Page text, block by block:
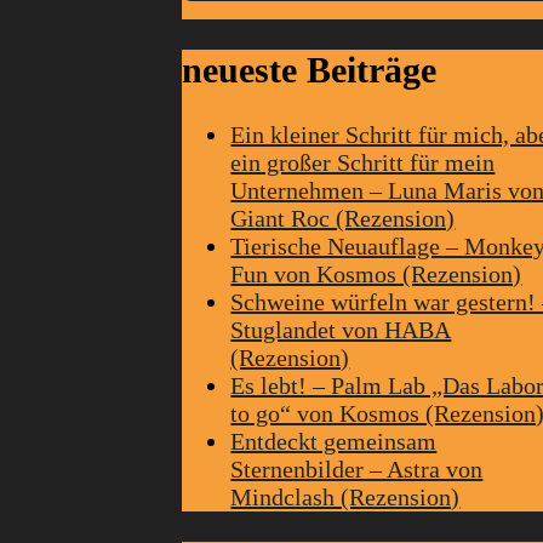
neueste Beiträge
Ein kleiner Schritt für mich,
ein großer Schritt für mein
Unternehmen – Luna Maris von
Giant Roc (Rezension)
Tierische Neuauflage –
Fun von Kosmos (Rezension)
Schweine würfeln war gestern!
Stuglandet von HABA
(Rezension)
Es lebt! – Palm Lab „Das Labor
to go“ von Kosmos (Rezension)
Entdeckt gemeinsam
Sternenbilder – Astra von
Mindclash (Rezension)